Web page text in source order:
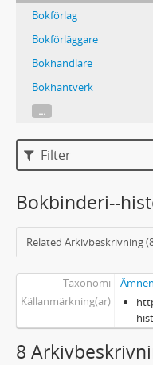
Bokförlag
Bokförläggare
Bokhandlare
Bokhantverk
...
Filter
Bokbinderi--
Related Arkivbeskrivning
Taxonomi
Ämnen
Källanmärkning(ar)
8